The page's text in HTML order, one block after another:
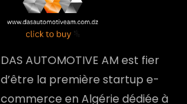
DAS AUTOMOTIVE AM est fier
d’être la première startup e-
commerce en Algérie dédiée à